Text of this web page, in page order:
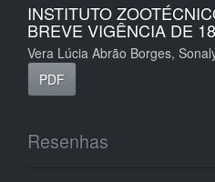
INSTITUTO
BREVE VIGÊNCIA DE
Vera Lúcia Abrão Borges,
PDF
Resenhas